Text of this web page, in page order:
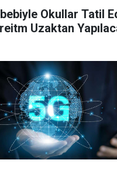
Okullar Tatil
Uzaktan